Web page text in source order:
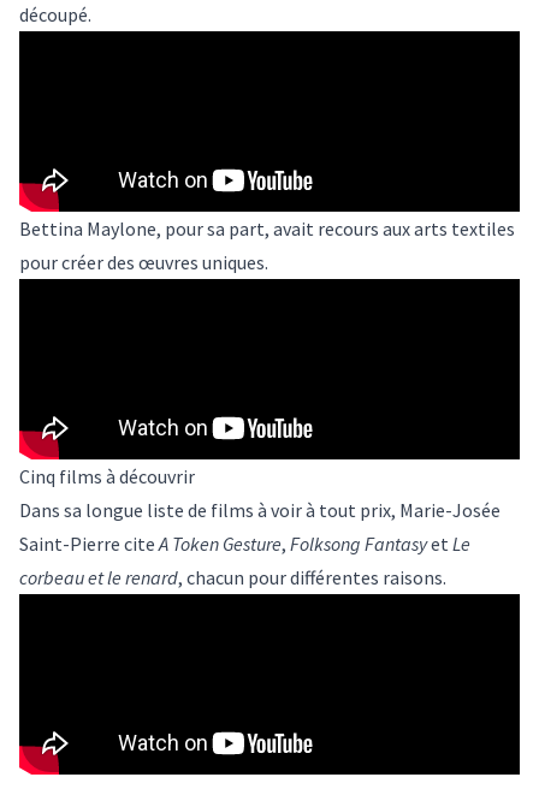
découpé.
Bettina Maylone, pour sa part, avait recours aux arts textiles
pour créer des œuvres uniques.
Cinq films à découvrir
Dans sa longue liste de films à voir à tout prix, Marie-Josée
Saint-Pierre cite A Token Gesture, Folksong Fantasyet Le
corbeau et le renard, chacun pour différentes raisons.